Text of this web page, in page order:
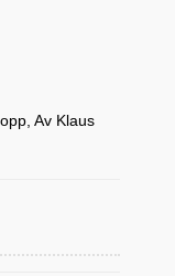
Av Klaus